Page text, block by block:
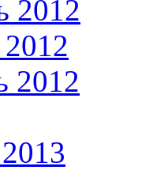
2012
2012